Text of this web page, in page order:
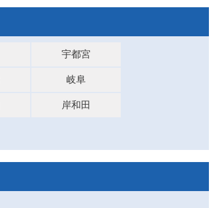
宇都宮
岐阜
岸和田